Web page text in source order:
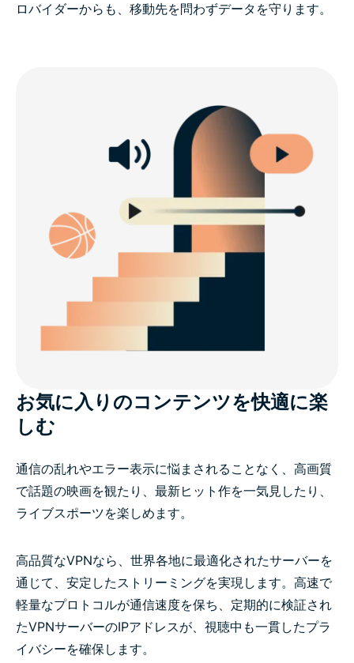
ロバイダーからも、移動先を問わずデータを守ります。
お気に入りのコンテンツを快適に楽
しむ
通信の乱れやエラー表示に悩まされることなく、高画質
で話題の映画を観たり、最新ヒット作を一気見したり、
ライブスポーツを楽しめます。
高品質なVPNなら、世界各地に最適化されたサーバーを
通じて、安定したストリーミングを実現します。高速で
軽量なプロトコルが通信速度を保ち、定期的に検証され
たVPNサーバーのIPアドレスが、視聴中も一貫したプラ
イバシーを確保します。